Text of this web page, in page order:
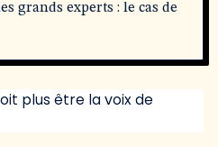
grands experts : le cas de